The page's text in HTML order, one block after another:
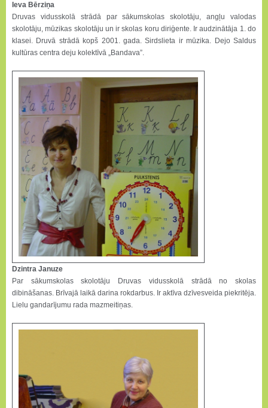
Ieva Bērziņa
Druvas vidusskolā strādā par sākumskolas skolotāju, angļu valodas
skolotāju, mūzikas skolotāju un ir skolas koru diriģente. Ir audzinātāja 1. do
klasei. Druvā strādā kopš 2001. gada. Sirdslieta ir mūzika. Dejo Saldus
kultūras centra deju kolektīvā „Bandava”.
Dzintra Januze
Par sākumskolas skolotāju Druvas vidusskolā strādā no skolas
dibināšanas. Brīvajā laikā darina rokdarbus. Ir aktīva dzīvesveida piekritēja.
Lielu gandarījumu rada mazmeitiņas.